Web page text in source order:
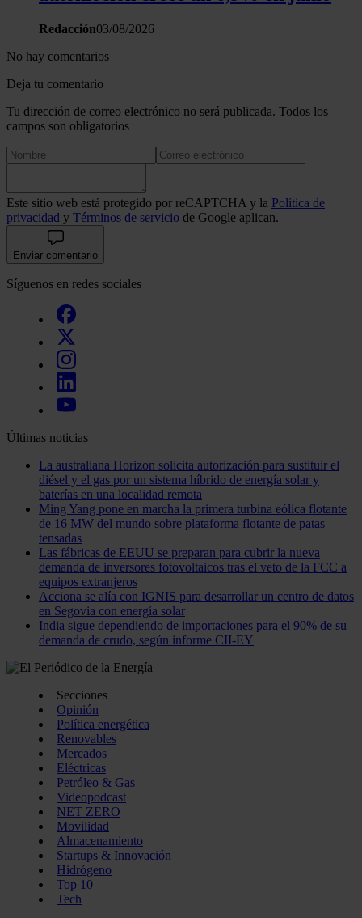
Redacción03/08/2026
No hay comentarios
Deja tu comentario
Tu dirección de correo electrónico no será publicada. Todos los
campos son obligatorios
Este sitio web está protegido por reCAPTCHA y la Política de
privacidad y Términos de servicio de Google aplican.
Enviar comentario
Síguenos en redes sociales
Últimas noticias
La australiana Horizon solicita autorización para sustituir el
diésel y el gas por un sistema híbrido de energía solar y
baterías en una localidad remota
Ming Yang pone en marcha la primera turbina eólica flotante
de 16 MW del mundo sobre plataforma flotante de patas
tensadas
Las fábricas de EEUU se preparan para cubrir la nueva
demanda de inversores fotovoltaicos tras el veto de la FCC a
equipos extranjeros
Acciona se alía con IGNIS para desarrollar un centro de datos
en Segovia con energía solar
India sigue dependiendo de importaciones para el 90% de su
demanda de crudo, según informe CII-EY
Secciones
Opinión
Política energética
Renovables
Mercados
Eléctricas
Petróleo & Gas
Videopodcast
NET ZERO
Movilidad
Almacenamiento
Startups & Innovación
Hidrógeno
Top 10
Tech